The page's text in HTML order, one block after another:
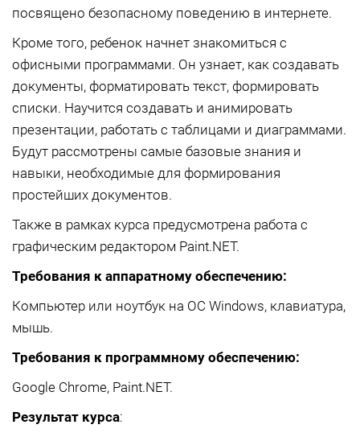
посвящено безопасному поведению в интернете.
Кроме того, ребенок начнет знакомиться с
офисными программами. Он узнает, как создавать
документы, форматировать текст, формировать
списки. Научится создавать и анимировать
презентации, работать с таблицами и диаграммами.
Будут рассмотрены самые базовые знания и
навыки, необходимые для формирования
простейших документов.
Также в рамках курса предусмотрена работа с
графическим редактором Paint.NET.
Требования к аппаратному обеспечению:
Компьютер или ноутбук на ОС Windows, клавиатура,
мышь.
Требования к программному обеспечению:
Google Chrome, Paint.NET.
Результат курса: